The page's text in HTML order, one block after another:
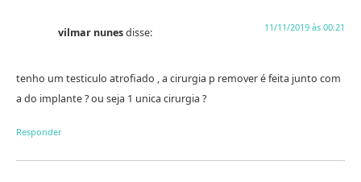
vilmar nunesdisse: 11/11/2019 às 00:21
tenho um testiculo atrofiado , a cirurgia p remover é feita junto com
a do implante ? ou seja 1 unica cirurgia ?
Responder